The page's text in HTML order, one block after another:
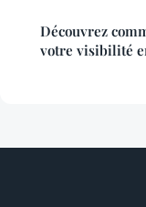
Découvrez
votre visibilité